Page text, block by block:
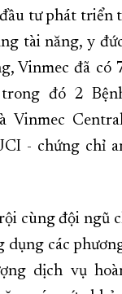
tư phát triển
tài năng, y
Vinmec đã có
đó 2
Vinmec
- chứng chỉ
cùng đội ngũ
dụng các
dịch vụ